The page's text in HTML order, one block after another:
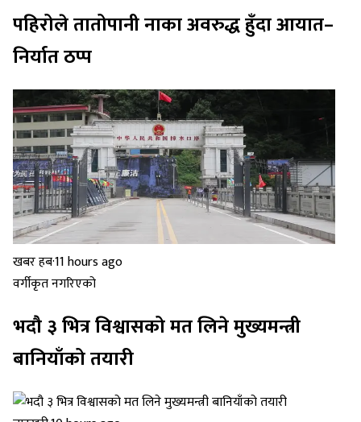
पहिरोले तातोपानी नाका अवरुद्ध हुँदा आयात–
निर्यात ठप्प
खबर हब·11 hours ago
वर्गीकृत नगरिएको
भदौ ३ भित्र विश्वासको मत लिने मुख्यमन्त्री
बानियाँको तयारी